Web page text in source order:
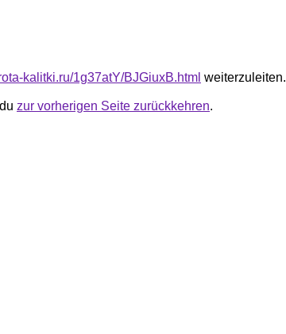
kalitki.ru/1g37atY/BJGiuxB.html weiterzuleiten.
zur vorherigen Seite zurückkehren.